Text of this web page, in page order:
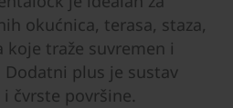
okućnica, terasa, staza,
koje traže suvremen i
plus je sustav
čvrste površine.